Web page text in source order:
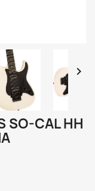

SO-CAL HH